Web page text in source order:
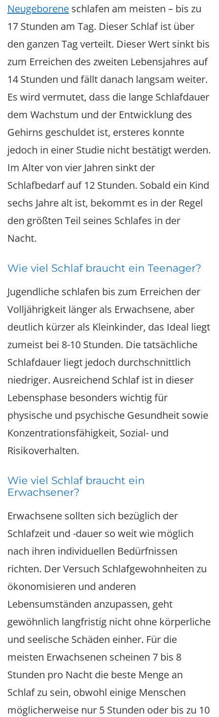
Neugeborene schlafen am meisten – bis zu
17 Stunden am Tag. Dieser Schlaf ist über
den ganzen Tag verteilt. Dieser Wert sinkt bis
zum Erreichen des zweiten Lebensjahres auf
14 Stunden und fällt danach langsam weiter.
Es wird vermutet, dass die lange Schlafdauer
dem Wachstum und der Entwicklung des
Gehirns geschuldet ist, ersteres konnte
jedoch in einer Studie nicht bestätigt werden.
Im Alter von vier Jahren sinkt der
Schlafbedarf auf 12 Stunden. Sobald ein Kind
sechs Jahre alt ist, bekommt es in der Regel
den größten Teil seines Schlafes in der
Nacht.
Wie viel Schlaf braucht ein Teenager?
Jugendliche schlafen bis zum Erreichen der
Volljährigkeit länger als Erwachsene, aber
deutlich kürzer als Kleinkinder, das Ideal liegt
zumeist bei 8-10 Stunden. Die tatsächliche
Schlafdauer liegt jedoch durchschnittlich
niedriger. Ausreichend Schlaf ist in dieser
Lebensphase besonders wichtig für
physische und psychische Gesundheit sowie
Konzentrationsfähigkeit, Sozial- und
Risikoverhalten.
Wie viel Schlaf braucht ein
Erwachsener?
Erwachsene sollten sich bezüglich der
Schlafzeit und -dauer so weit wie möglich
nach ihren individuellen Bedürfnissen
richten. Der Versuch Schlafgewohnheiten zu
ökonomisieren und anderen
Lebensumständen anzupassen, geht
gewöhnlich langfristig nicht ohne körperliche
und seelische Schäden einher. Für die
meisten Erwachsenen scheinen 7 bis 8
Stunden pro Nacht die beste Menge an
Schlaf zu sein, obwohl einige Menschen
möglicherweise nur 5 Stunden oder bis zu 10